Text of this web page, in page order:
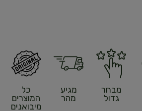
מבחר
גדול
מגיע
מהר
כל
המוצרים
מיבואנים